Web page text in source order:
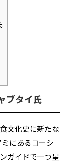
ブタイ氏
文化史に新たな
にあるコーシ
ンガイドで一つ星